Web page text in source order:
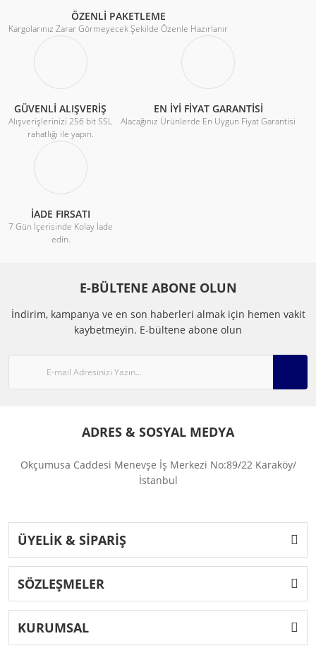
ÖZENLİ PAKETLEME
Kargolarınız Zarar Görmeyecek Şekilde Özenle Hazırlanır
GÜVENLİ ALIŞVERİŞ
Alışverişlerinizi 256 bit SSL
rahatlığı ile yapın.
EN İYİ FİYAT GARANTİSİ
Alacağınız Ürünlerde En Uygun Fiyat Garantisi
İADE FIRSATI
7 Gün İçerisinde Kolay İade
edin.
E-BÜLTENE ABONE OLUN
İndirim, kampanya ve en son haberleri almak için hemen vakit
kaybetmeyin. E-bültene abone olun
ADRES & SOSYAL MEDYA
Okçumusa Caddesi Menevşe İş Merkezi No:89/22 Karaköy/
İstanbul
ÜYELİK & SİPARİŞ
SÖZLEŞMELER
KURUMSAL